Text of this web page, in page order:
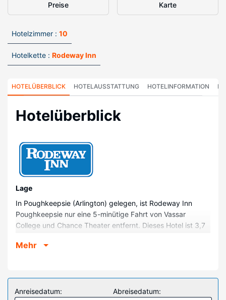
Preise Karte
Hotelzimmer : 10
Hotelkette : Rodeway Inn
HOTELÜBERBLICK HOTELAUSSTATTUNG HOTELINFORMATION
Hotelüberblick
Lage
In Poughkeepsie (Arlington) gelegen, ist Rodeway Inn
Poughkeepsie nur eine 5-minütige Fahrt von Vassar
College und Chance Theater entfernt. Dieses Hotel ist 3,7
Walkway Over the Hudson State Historic Park
Fühl dich in einem der 10 Zimmer, die Kühlschrank und
Mehr
Anreisedatum: Abreisedatum: